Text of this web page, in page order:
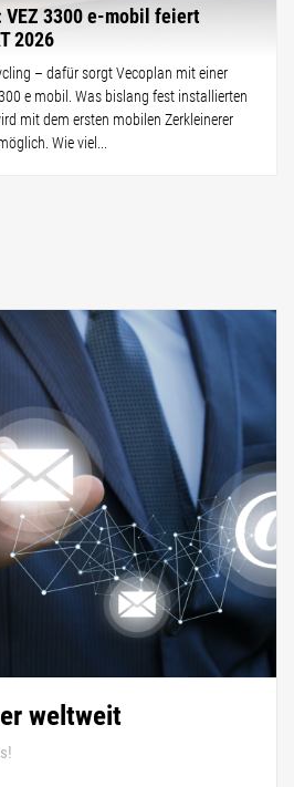
3300 e-mobil feiert
2026
– dafür sorgt Vecoplan mit einer
e mobil. Was bislang fest installierten
mit dem ersten mobilen Zerkleinerer
Wie viel...
weltweit